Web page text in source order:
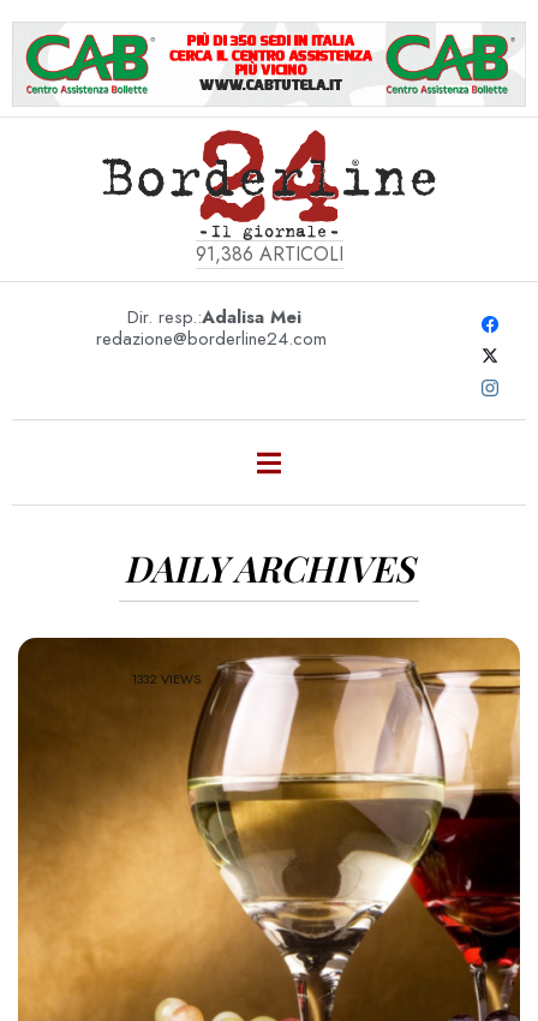
91,386 ARTICOLI
Dir. resp.:Adalisa Mei
redazione@borderline24.com
DAILY ARCHIVES
1332 VIEWS